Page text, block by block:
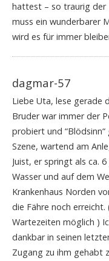
hattest – so traurig der
muss ein wunderbarer
wird es für immer
dagmar-57
Liebe Uta, lese gerade
Bruder war immer der
probiert und
Szene, wartend am
Juist, er springt als ca.
Wasser und auf dem
Krankenhaus Norden
die Fähre noch
Wartezeiten möglich )
dankbar in seinen
Zugang zu ihm gehabt